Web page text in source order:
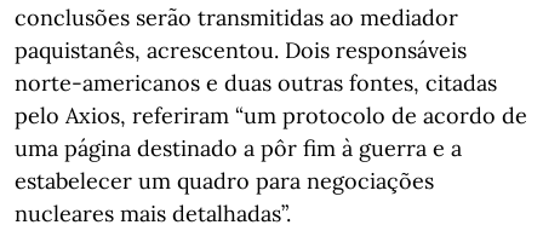
conclusões serão transmitidas ao mediador
paquistanês, acrescentou. Dois responsáveis
norte-americanos e duas outras fontes, citadas
pelo Axios, referiram “um protocolo de acordo de
uma página destinado a pôr fim à guerra e a
estabelecer um quadro para negociações
nucleares mais detalhadas”.